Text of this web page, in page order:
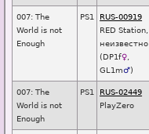
007: The
World is not
Enough
PS1
RUS-00919
RED Station,
неизвестно
(DP1f♀
GL1m♂)
007: The
World is not
Enough
PS1
RUS-02449
PlayZero